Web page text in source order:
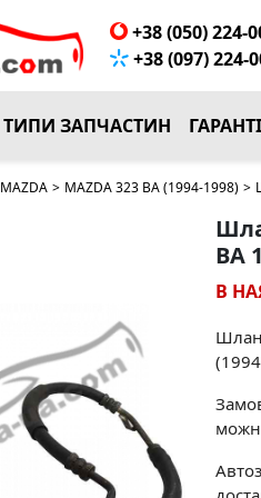
+38 (050) 224-
+38 (097) 224-
ТИПИ ЗАПЧАСТИН
MAZDA > MAZDA 323 BA (1994-1998) >
BA
В